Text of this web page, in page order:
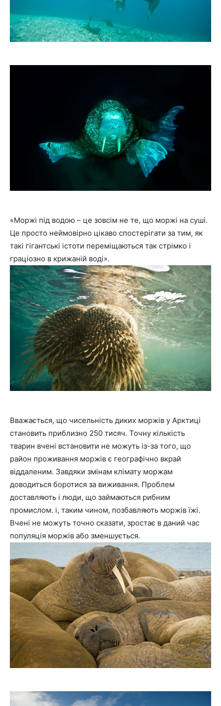
«Моржі під водою – це зовсім не те, що моржі на суші.
Це просто неймовірно цікаво спостерігати за тим, як
такі гігантські істоти переміщаються так стрімко і
граціозно в крижаній воді».
Вважається, що чисельність диких моржів у Арктиці
становить приблизно 250 тисяч. Точну кількість
тварин вчені встановити не можуть із-за того, що
район проживання моржів є географічно вкрай
віддаленим. Завдяки змінам клімату моржам
доводиться боротися за виживання. Проблем
доставляють і люди, що займаються рибним
промислом. і, таким чином, позбавляють моржів їжі.
Вчені не можуть точно сказати, зростає в даний час
популяція моржів або зменшується.